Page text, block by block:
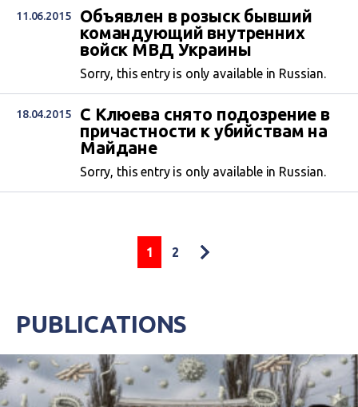
11.06.2015
Объявлен в розыск бывший
командующий внутренних
войск МВД Украины
Sorry, this entry is only available in Russian.
18.04.2015
C Клюева снято подозрение в
причастности к убийствам на
Майдане
Sorry, this entry is only available in Russian.
1 2
PUBLICATIONS